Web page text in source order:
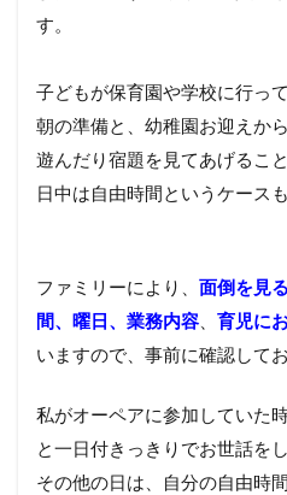
す。
子どもが保育園や学校に行っ
朝の準備と、幼稚園お迎えか
遊んだり宿題を見てあげるこ
日中は自由時間というケースも
ファミリーにより、 面倒を見
間、曜日、業務内容
育児に
いますので、事前に確認して
私がオーペアに参加していた
と一日付きっきりでお世話をし
その他の日は、自分の自由時